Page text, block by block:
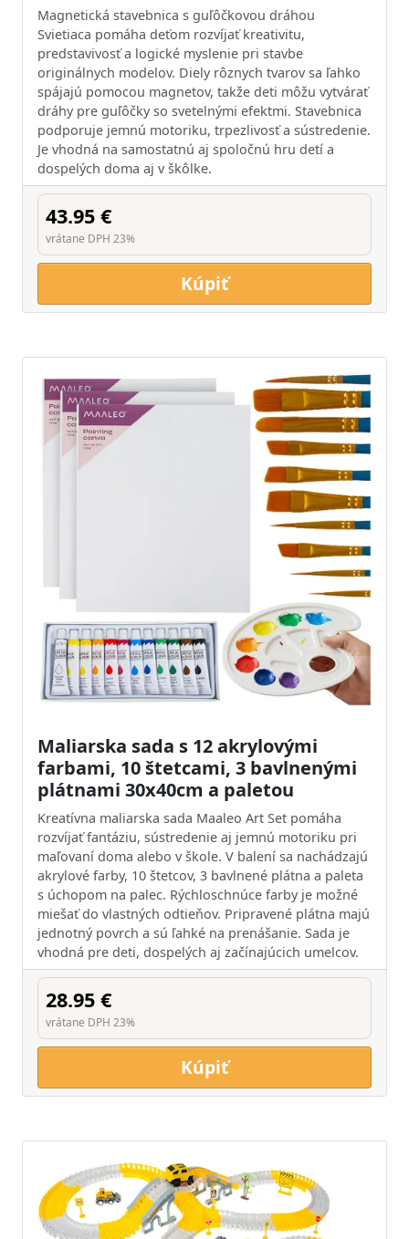
Magnetická stavebnica s guľôčkovou dráhou
Svietiaca pomáha deťom rozvíjať kreativitu,
predstavivosť a logické myslenie pri stavbe
originálnych modelov. Diely rôznych tvarov sa ľahko
spájajú pomocou magnetov, takže deti môžu vytvárať
dráhy pre guľôčky so svetelnými efektmi. Stavebnica
podporuje jemnú motoriku, trpezlivosť a sústredenie.
Je vhodná na samostatnú aj spoločnú hru detí a
dospelých doma aj v škôlke.
43.95 €
vrátane DPH 23%
Kúpiť
Maliarska sada s 12 akrylovými
farbami, 10 štetcami, 3 bavlnenými
plátnami 30x40cm a paletou
Kreatívna maliarska sada Maaleo Art Set pomáha
rozvíjať fantáziu, sústredenie aj jemnú motoriku pri
maľovaní doma alebo v škole. V balení sa nachádzajú
akrylové farby, 10 štetcov, 3 bavlnené plátna a paleta
s úchopom na palec. Rýchloschnúce farby je možné
miešať do vlastných odtieňov. Pripravené plátna majú
jednotný povrch a sú ľahké na prenášanie. Sada je
vhodná pre deti, dospelých aj začínajúcich umelcov.
28.95 €
vrátane DPH 23%
Kúpiť